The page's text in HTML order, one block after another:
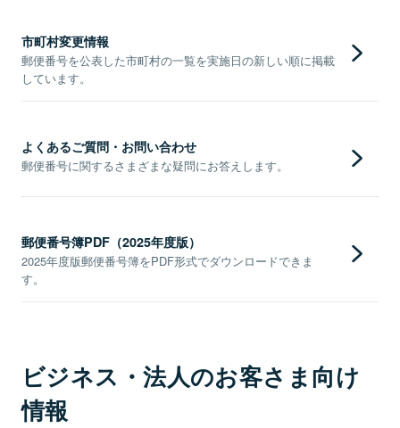
市町村変更情報
郵便番号を公表した市町村の一覧を実施日の新しい順に掲載
しています。
よくあるご質問・お問い合わせ
郵便番号に関するさまざまな疑問にお答えします。
郵便番号簿PDF（2025年度版）
2025年度版郵便番号簿をPDF形式でダウンロードできま
す。
ビジネス・法人のお客さま向け
情報